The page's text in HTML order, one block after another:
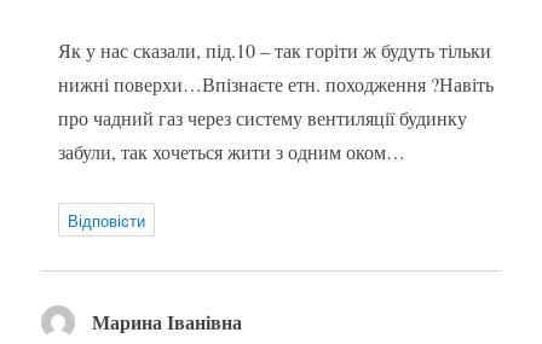
Як у нас сказали, під.10 – так горіти ж будуть тільки
нижні поверхи…Впізнаєте етн. походження ?Навіть
про чадний газ через систему вентиляції будинку
забули, так хочеться жити з одним оком…
Відповіcти
Марина Іванівна